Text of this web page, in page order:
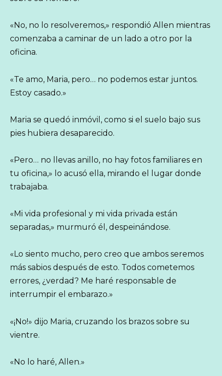
«No, no lo resolveremos,» respondió Allen mientras
comenzaba a caminar de un lado a otro por la
oficina.
«Te amo, Maria, pero… no podemos estar juntos.
Estoy casado.»
Maria se quedó inmóvil, como si el suelo bajo sus
pies hubiera desaparecido.
«Pero… no llevas anillo, no hay fotos familiares en
tu oficina,» lo acusó ella, mirando el lugar donde
trabajaba.
«Mi vida profesional y mi vida privada están
separadas,» murmuró él, despeinándose.
«Lo siento mucho, pero creo que ambos seremos
más sabios después de esto. Todos cometemos
errores, ¿verdad? Me haré responsable de
interrumpir el embarazo.»
«¡No!» dijo Maria, cruzando los brazos sobre su
vientre.
«No lo haré, Allen.»